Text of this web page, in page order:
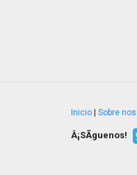
Inicio Sobre
Â¡SÃ­guenos!